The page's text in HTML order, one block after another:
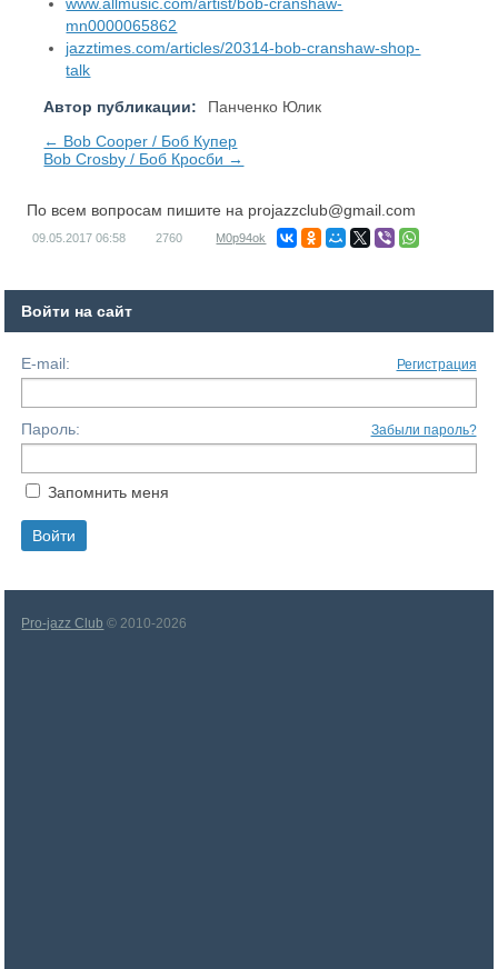
mn0000065862
jazztimes.com/articles/20314-bob-cranshaw-shop-
talk
Автор публикации:
Панченко Юлик
← Bob Cooper / Боб Купер
Bob Crosby / Боб Кросби →
По всем вопросам пишите на projazzclub@gmail.com
09.05.2017 06:58 2760 M0p94ok
Войти на сайт
E-mail: Регистрация
Пароль: Забыли пароль?
Запомнить меня
Pro-jazz Club © 2010-2026